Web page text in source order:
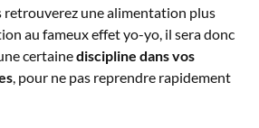
retrouverez une alimentation plus
au fameux effet yo-yo, il sera donc
certainediscipline dans vos
, pour ne pas reprendre rapidement